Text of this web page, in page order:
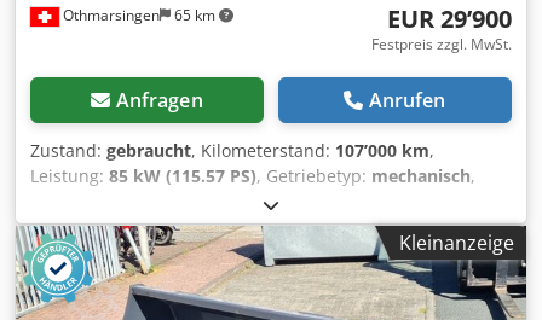
Othmarsingen 65 km EUR 29’900
Festpreis zzgl. MwSt.
Anfragen Anrufen
Zustand: gebraucht, Kilometerstand: 107’000 km,
Leistung: 85 kW (115.57 PS), Getriebetyp: mechanisch,
, Gesamtgewicht:
Erstzulassung:10/2006, Emissionsklasse:Euro4,
Ausstattung:Rußfilter, - Ladeschaufel und Gabel- Allrad-
Top Zustand Dkedpfozh Dcpjx Alysr
Kleinanzeige